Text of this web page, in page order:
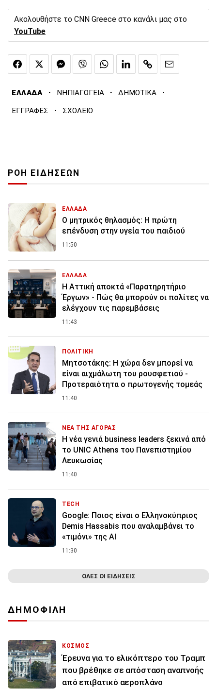
Ακολουθήστε το CNN Greece στο κανάλι μας στο
YouTube
ΕΛΛΑΔΑ · ΝΗΠΙΑΓΩΓΕΙΑ · ΔΗΜΟΤΙΚΑ ·
ΕΓΓΡΑΦΕΣ · ΣΧΟΛΕΙΟ
ΡΟΗ ΕΙΔΗΣΕΩΝ
ΕΛΛΑΔΑ
Ο μητρικός θηλασμός: Η πρώτη
επένδυση στην υγεία του παιδιού
11:50
ΕΛΛΑΔΑ
Η Αττική αποκτά «Παρατηρητήριο
Έργων» - Πώς θα μπορούν οι πολίτες να
ελέγχουν τις παρεμβάσεις
11:43
ΠΟΛΙΤΙΚΗ
Μητσοτάκης: Η χώρα δεν μπορεί να
είναι αιχμάλωτη του ρουσφετιού -
Προτεραιότητα ο πρωτογενής τομεάς
11:40
ΝΕΑ ΤΗΣ ΑΓΟΡΑΣ
Η νέα γενιά business leaders ξεκινά από
το UNIC Athens του Πανεπιστημίου
Λευκωσίας
11:40
TECH
Google: Ποιος είναι ο Ελληνοκύπριος
Demis Hassabis που αναλαμβάνει το
«τιμόνι» της ΑΙ
11:30
ΟΛΕΣ ΟΙ ΕΙΔΗΣΕΙΣ
ΔΗΜΟΦΙΛΗ
ΚΟΣΜΟΣ
Έρευνα για το ελικόπτερο του Τραμπ
που βρέθηκε σε απόσταση αναπνοής
από επιβατικό αεροπλάνο